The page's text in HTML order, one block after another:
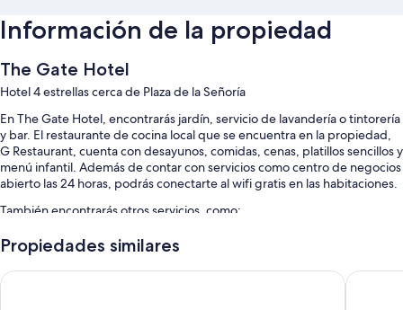
Información de la propiedad
The Gate Hotel
Hotel 4 estrellas cerca de Plaza de la Señoría
En The Gate Hotel, encontrarás jardín, servicio de lavandería o tintorería
y bar. El restaurante de cocina local que se encuentra en la propiedad,
G Restaurant, cuenta con desayunos, comidas, cenas, platillos sencillos y
menú infantil. Además de contar con servicios como centro de negocios
abierto las 24 horas, podrás conectarte al wifi gratis en las habitaciones.
También encontrarás otros servicios, como:
Estacionamiento gratis
Propiedades similares
Hotel Delta Florence Hotel